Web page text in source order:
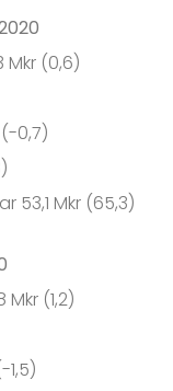
(0,6)
0,7)
53,1 Mkr (65,3)
(1,2)